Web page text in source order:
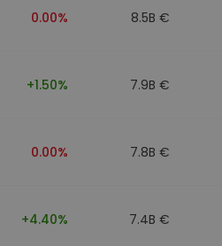
0.00% 8.5B €
+1.50% 7.9B €
0.00% 7.8B €
+4.40% 7.4B €